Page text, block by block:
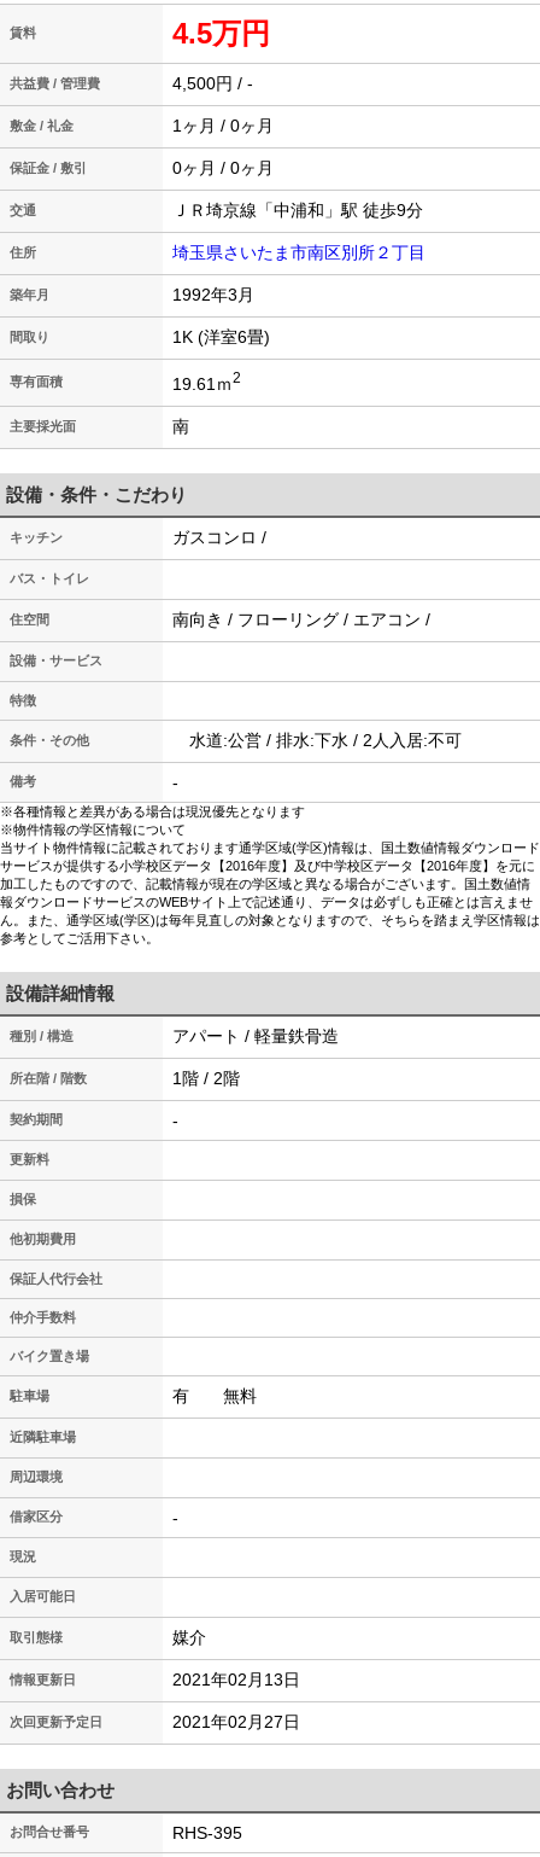
賃料 4.5万円
共益費 / 管理費 4,500円 / -
敷金 / 礼金 1ヶ月 / 0ヶ月
保証金 / 敷引 0ヶ月 / 0ヶ月
交通 ＪＲ埼京線「中浦和」駅 徒歩9分
住所 埼玉県さいたま市南区別所２丁目
築年月 1992年3月
間取り 1K (洋室6畳)
専有面積 19.61ｍ2
主要採光面 南
設備・条件・こだわり
キッチン ガスコンロ /
バス・トイレ
住空間 南向き / フローリング / エアコン /
設備・サービス
特徴
条件・その他 水道:公営 / 排水:下水 / 2人入居:不可
備考 -
※各種情報と差異がある場合は現況優先となります
※物件情報の学区情報について
当サイト物件情報に記載されております通学区域(学区)情報は、国土数値情報ダウンロード
サービスが提供する小学校区データ【2016年度】及び中学校区データ【2016年度】を元に
加工したものですので、記載情報が現在の学区域と異なる場合がございます。国土数値情
報ダウンロードサービスのWEBサイト上で記述通り、データは必ずしも正確とは言えませ
ん。また、通学区域(学区)は毎年見直しの対象となりますので、そちらを踏まえ学区情報は
参考としてご活用下さい。
設備詳細情報
種別 / 構造 アパート / 軽量鉄骨造
所在階 / 階数 1階 / 2階
契約期間 -
更新料
損保
他初期費用
保証人代行会社
仲介手数料
バイク置き場
駐車場 有 無料
近隣駐車場
周辺環境
借家区分 -
現況
入居可能日
取引態様 媒介
情報更新日 2021年02月13日
次回更新予定日 2021年02月27日
お問い合わせ
お問合せ番号 RHS-395